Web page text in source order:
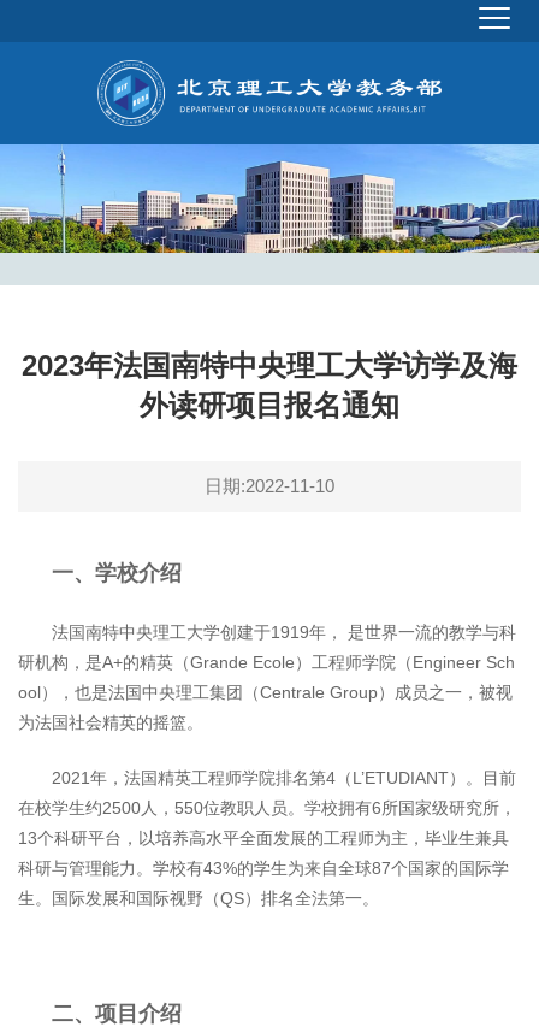
2023年法国南特中央理工大学访学及海
外读研项目报名通知
日期:2022-11-10
一、学校介绍
法国南特中央理工大学创建于1919年， 是世界一流的教学与科
研机构，是A+的精英（Grande Ecole）工程师学院（Engineer Sch
ool），也是法国中央理工集团（Centrale Group）成员之一，被视
为法国社会精英的摇篮。
2021年，法国精英工程师学院排名第4（L’ETUDIANT）。目前
在校学生约2500人，550位教职人员。学校拥有6所国家级研究所，
13个科研平台，以培养高水平全面发展的工程师为主，毕业生兼具
科研与管理能力。学校有43%的学生为来自全球87个国家的国际学
生。国际发展和国际视野（QS）排名全法第一。
二、项目介绍